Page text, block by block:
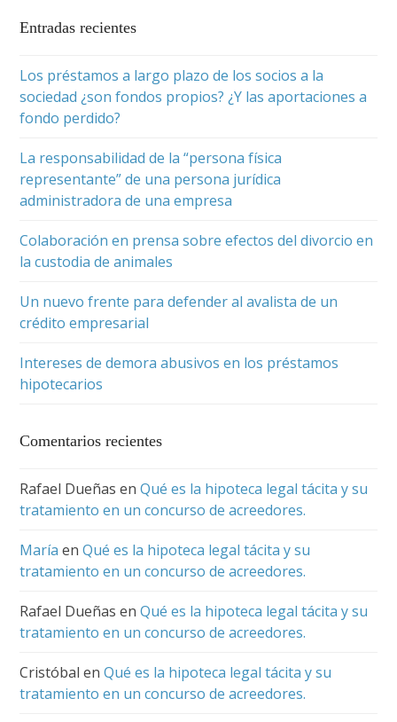
Entradas recientes
Los préstamos a largo plazo de los socios a la
sociedad ¿son fondos propios? ¿Y las aportaciones a
fondo perdido?
La responsabilidad de la “persona física
representante” de una persona jurídica
administradora de una empresa
Colaboración en prensa sobre efectos del divorcio en
la custodia de animales
Un nuevo frente para defender al avalista de un
crédito empresarial
Intereses de demora abusivos en los préstamos
hipotecarios
Comentarios recientes
Rafael Dueñas enQué es la hipoteca legal tácita y su
tratamiento en un concurso de acreedores.
María enQué es la hipoteca legal tácita y su
tratamiento en un concurso de acreedores.
Rafael Dueñas enQué es la hipoteca legal tácita y su
tratamiento en un concurso de acreedores.
Cristóbal enQué es la hipoteca legal tácita y su
tratamiento en un concurso de acreedores.